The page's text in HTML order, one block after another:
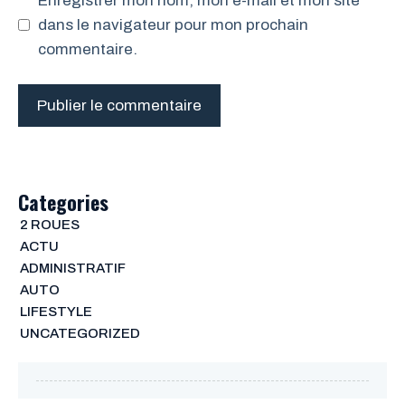
dans le navigateur pour mon prochain
commentaire.
Categories
2 ROUES
ACTU
ADMINISTRATIF
AUTO
LIFESTYLE
UNCATEGORIZED